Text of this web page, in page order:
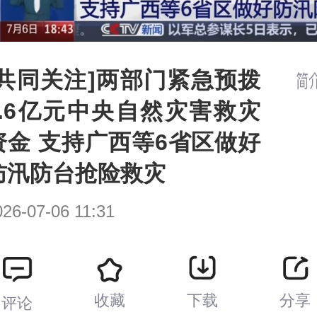
同关注]两部门紧急预拨
亿元中央自然灾害救灾
金 支持广西等6省区做好
汛防台抢险救灾
07-06 11:31
评论 收藏 下载 分享